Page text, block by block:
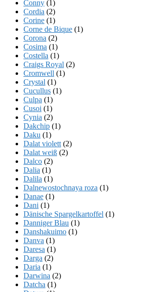
Conny (1)
Cordia (2)
Corine (1)
Corne de Bique (1)
Corona (2)
Cosima (1)
Costella (1)
Craigs Royal (2)
Cromwell (1)
Crystal (1)
Cucullus (1)
Culpa (1)
Cusoi (1)
Cynia (2)
Dakchip (1)
Daku (1)
Dalat violett (2)
Dalat weiß (2)
Dalco (2)
Dalia (1)
Dalila (1)
Dalnewostochnaya roza (1)
Danae (1)
Dani (1)
Dänische Spargelkartoffel (1)
Danniger Blau (1)
Danshakuimo (1)
Danva (1)
Daresa (1)
Darga (2)
Daria (1)
Darwina (2)
Datcha (1)